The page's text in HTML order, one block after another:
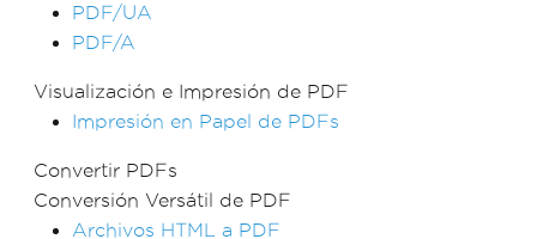
PDF/UA
PDF/A
Visualización e Impresión de PDF
Impresión en Papel de PDFs
Convertir PDFs
Conversión Versátil de PDF
Archivos HTML a PDF